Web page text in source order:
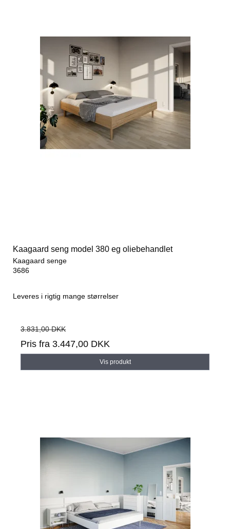
Kaagaard seng model 380 eg oliebehandlet
Kaagaard senge
3686
Leveres i rigtig mange størrelser
3.831,00 DKK
Pris fra 3.447,00 DKK
Vis produkt